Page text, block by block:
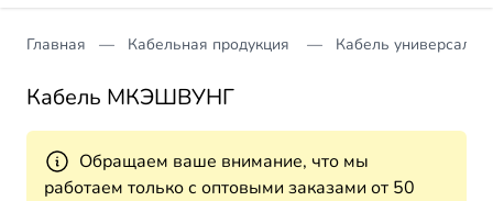
Главная Кабельная продукция Кабель
Кабель МКЭШВУНГ
Обращаем ваше внимание, что мы
работаем только с оптовыми заказами от 50